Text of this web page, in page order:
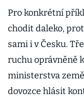
Pro konkrétní
chodit daleko,
sami i v Česku.
ruchu oprávněně
ministerstva
dovozce hlásit